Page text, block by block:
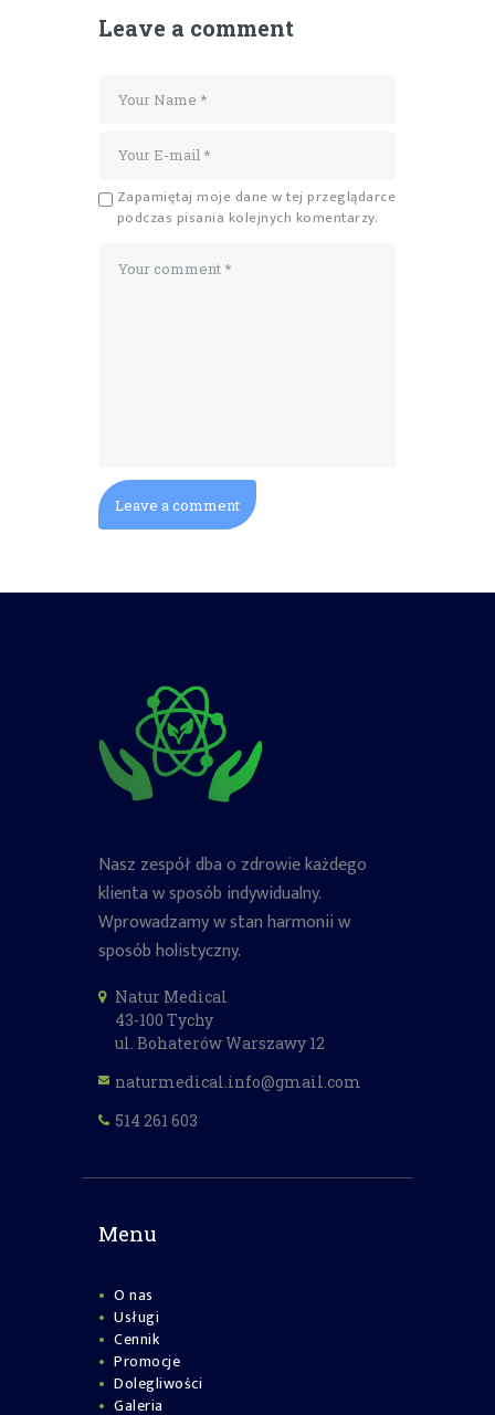
Leave a comment
Zapamiętaj moje dane w tej przeglądarce
podczas pisania kolejnych komentarzy.
Nasz zespół dba o zdrowie każdego
klienta w sposób indywidualny.
Wprowadzamy w stan harmonii w
sposób holistyczny.
Natur Medical
43-100 Tychy
ul. Bohaterów Warszawy 12
naturmedical.info@gmail.com
514 261 603
Menu
O nas
Usługi
Cennik
Promocje
Dolegliwości
Galeria